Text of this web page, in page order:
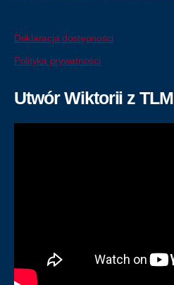
Deklaracja dostępności
Polityka prywatności
Utwór Wiktorii z TLM